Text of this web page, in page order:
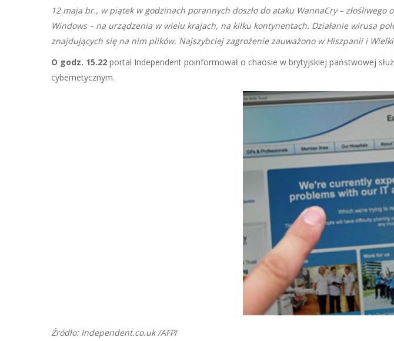
12 maja br., w piątek w godzinach porannych doszło do ataku WannaCry –
Windows – na urządzenia w wielu krajach, na kilku kontynentach. Działanie wirusa
znajdujących się na nim plików. Najszybciej zagrożenie zauważono w Hiszpanii i
O godz. 15.22 portal Independent poinformował o chaosie w brytyjskiej państwowej
cybernetycznym.
Źródło: Independent.co.uk /AFP/